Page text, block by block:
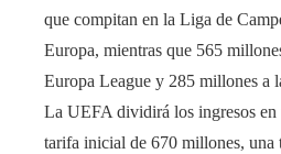
que compitan en la Liga de
Europa, mientras que 565
Europa League y 285 millones a
La UEFA dividirá los ingresos en
tarifa inicial de 670 millones, una